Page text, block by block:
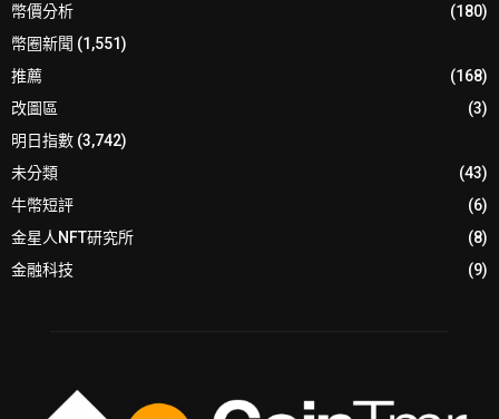
幣價分析
(180)
幣圈新聞 (1,551)
推薦
(168)
改圖區
(3)
明日指數 (3,742)
未分類
(43)
牛幣短評
(6)
金星人NFT研究所
(8)
金融科技
(9)